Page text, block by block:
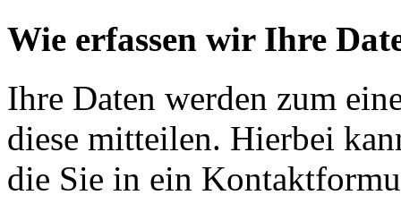
Wie erfassen wir Ihre
Ihre Daten werden zum
diese mitteilen. Hierbei
die Sie in ein